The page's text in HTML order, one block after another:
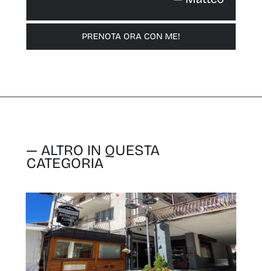
PRENOTA ORA CON ME!
— ALTRO IN QUESTA
CATEGORIA